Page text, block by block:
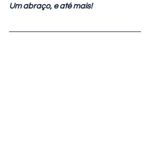
Um abraço, e até mais!